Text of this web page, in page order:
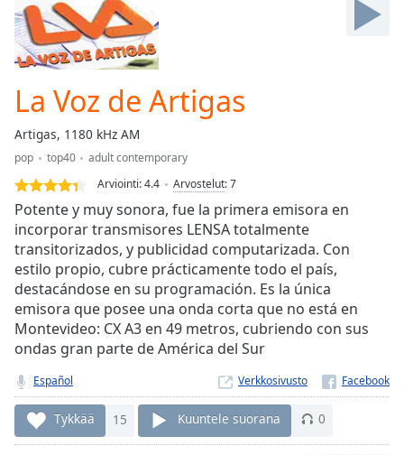
Skip
Forward
Mute
Current
Loaded:
0.00%
Stream
Type LIVE
Seek to
live,
currently
behind
liveLIVE
Remaining
Time-
Playback
Rate
Chapters
La Voz de Artigas
Artigas, 1180 kHz AM
pop top40
adult contemporary
Arviointi:4.4 Arvostelut:7
Potente y muy sonora, fue la primera emisora en
incorporar transmisores LENSA totalmente
transitorizados, y publicidad computarizada. Con
estilo propio, cubre prácticamente todo el país,
destacándose en su programación. Es la única
emisora que posee una onda corta que no está en
Montevideo: CX A3 en 49 metros, cubriendo con sus
ondas gran parte de América del Sur
Español Verkkosivusto
Tykkää 15 Kuuntele suorana 0